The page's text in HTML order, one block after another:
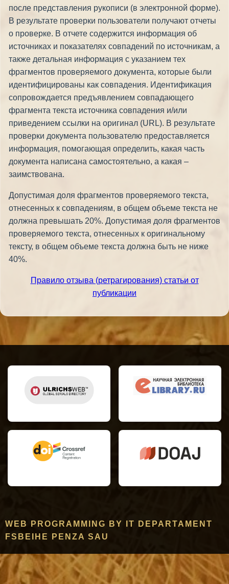
после представления рукописи (в электронной форме).
В результате проверки пользователи получают отчеты
о проверке. В отчете содержится информация об
источниках и показателях совпадений по источникам, а
также детальная информация с указанием тех
фрагментов проверяемого документа, которые были
идентифицированы как совпадения. Идентификация
сопровождается предъявлением совпадающего
фрагмента текста источника совпадения и/или
приведением ссылки на оригинал (URL). В результате
проверки документа пользователю предоставляется
информация, помогающая определить, какая часть
документа написана самостоятельно, а какая –
заимствована.
Допустимая доля фрагментов проверяемого текста,
отнесенных к совпадениям, в общем объеме текста не
должна превышать 20%. Допустимая доля фрагментов
проверяемого текста, отнесенных к оригинальному
тексту, в общем объеме текста должна быть не ниже
40%.
Правило отзыва (ретрагирования) статьи от
публикации
WEB PROGRAMMING BY IT DEPARTAMENT
FSBEIHE PENZA SAU